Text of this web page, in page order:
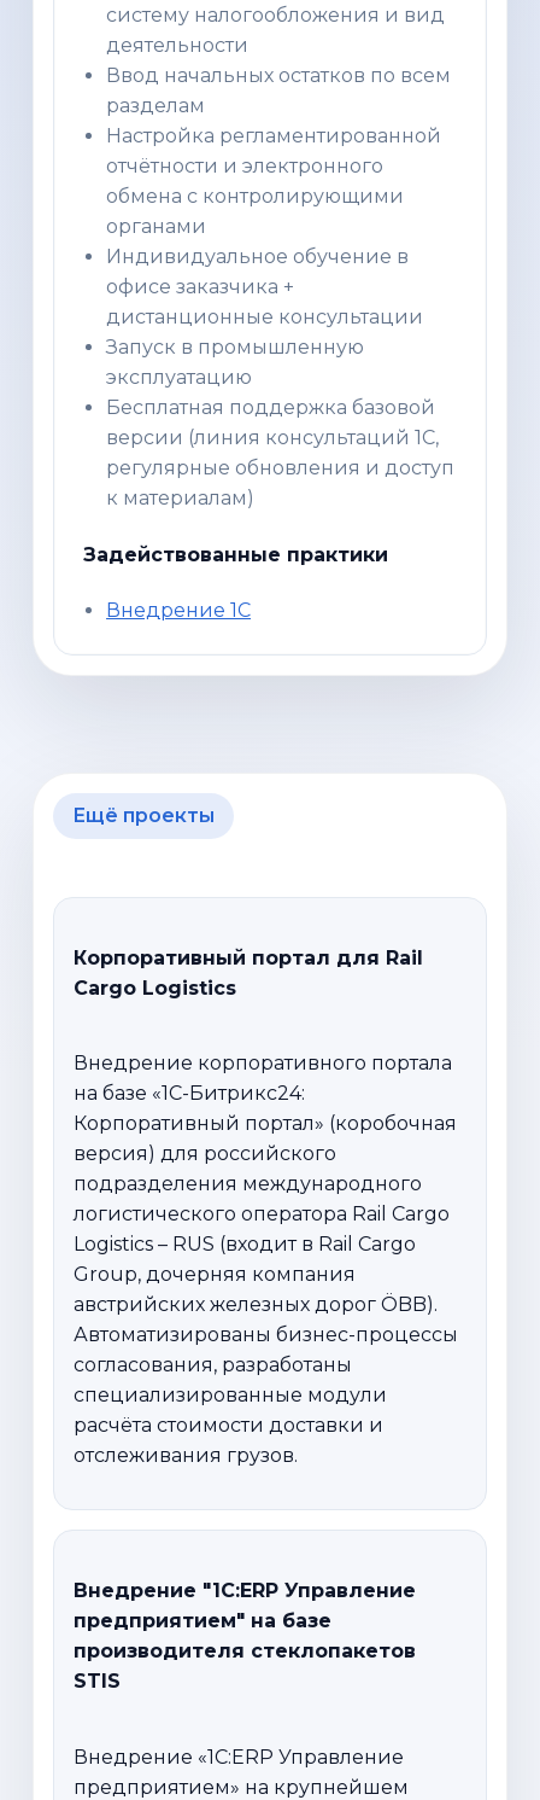
систему налогообложения и вид
деятельности
Ввод начальных остатков по всем
разделам
Настройка регламентированной
отчётности и электронного
обмена с контролирующими
органами
Индивидуальное обучение в
офисе заказчика +
дистанционные консультации
Запуск в промышленную
эксплуатацию
Бесплатная поддержка базовой
версии (линия консультаций 1С,
регулярные обновления и доступ
к материалам)
Задействованные практики
Внедрение 1С
Ещё проекты
Корпоративный портал для Rail
Cargo Logistics
Внедрение корпоративного портала
на базе «1С-Битрикс24:
Корпоративный портал» (коробочная
версия) для российского
подразделения международного
логистического оператора Rail Cargo
Logistics – RUS (входит в Rail Cargo
Group, дочерняя компания
австрийских железных дорог ÖBB).
Автоматизированы бизнес-процессы
согласования, разработаны
специализированные модули
расчёта стоимости доставки и
отслеживания грузов.
Внедрение "1С:ERP Управление
предприятием" на базе
производителя стеклопакетов
STIS
Внедрение «1С:ERP Управление
предприятием» на крупнейшем